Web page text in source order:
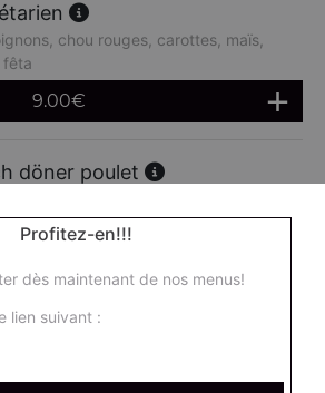
chou rouges, carottes, maïs,
fêta
9.00€
döner poulet
33 cl
doner boeuf
33 cl
Profitez-en!!!
dès maintenant de nos menus!
lien suivant :